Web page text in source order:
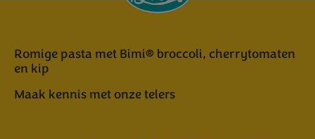
Romige pasta met Bimi® broccoli, cherrytomaten
en kip
Maak kennis met onze telers